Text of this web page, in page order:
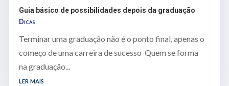
Guia básico de possibilidades depois da graduação
Dicas
Terminar uma graduação não é o ponto final, apenas o
começo de uma carreira de sucesso Quem se forma
na graduação...
ler mais